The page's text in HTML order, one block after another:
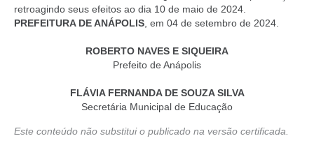
retroagindo seus efeitos ao dia 10 de maio de 2024.
PREFEITURA DE ANÁPOLIS , em 04 de setembro de 2024.
ROBERTO NAVES E SIQUEIRA
Prefeito de Anápolis
FLÁVIA FERNANDA DE SOUZA SILVA
Secretária Municipal de Educação
Este conteúdo não substitui o publicado na versão certificada.